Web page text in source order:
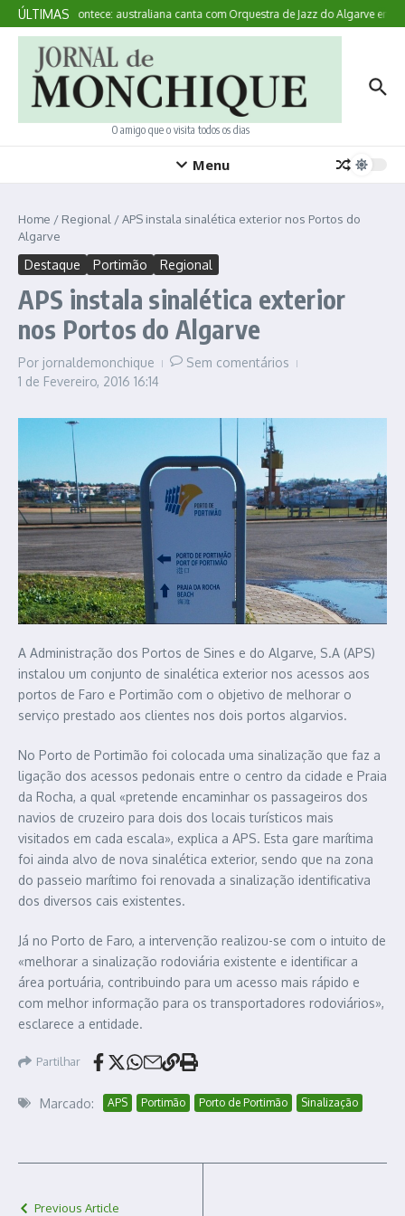
Ir para o conteúdo
ÚLTIMAS
Aqui Acontece: australiana canta com Orquestra de Jazz do Algarve em
O amigo que o visita todos os dias
Menu
Home / Regional /APS instala sinalética exterior nos Portos do
Algarve
Destaque Portimão Regional
APS instala sinalética exterior
nos Portos do Algarve
Por jornaldemonchique
Sem comentários
1 de Fevereiro, 2016 16:14
A Administração dos Portos de Sines e do Algarve, S.A (APS)
instalou um conjunto de sinalética exterior nos acessos aos
portos de Faro e Portimão com o objetivo de melhorar o
serviço prestado aos clientes nos dois portos algarvios.
No Porto de Portimão foi colocada uma sinalização que faz a
ligação dos acessos pedonais entre o centro da cidade e Praia
da Rocha, a qual «pretende encaminhar os passageiros dos
navios de cruzeiro para dois dos locais turísticos mais
visitados em cada escala», explica a APS. Esta gare marítima
foi ainda alvo de nova sinalética exterior, sendo que na zona
do passeio marítimo foi renovada a sinalização identificativa
dos diversos cais existentes.
Já no Porto de Faro, a intervenção realizou-se com o intuito de
«melhorar a sinalização rodoviária existente e identificar a
área portuária, contribuindo para um acesso mais rápido e
com melhor informação para os transportadores rodoviários»,
esclarece a entidade.
Partilhar
Marcado: APS Portimão Porto de Portimão Sinalização
Previous Article